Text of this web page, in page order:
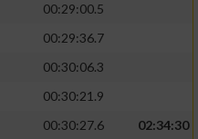
00:29:00.5
00:29:36.7
00:30:06.3
00:30:21.9
00:30:27.6
02:34:30